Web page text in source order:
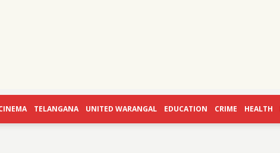
TELANGANA UNITED WARANGAL EDUCATION CRIME HEALTH